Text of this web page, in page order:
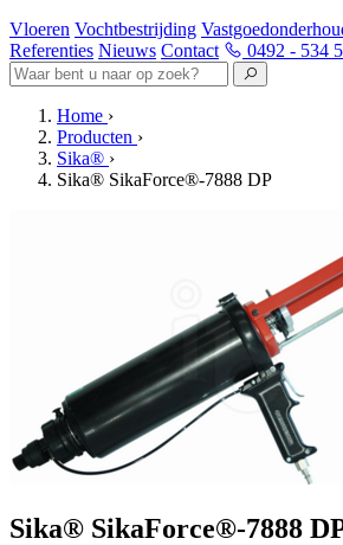
Vloeren Vochtbestrijding
Referenties Nieuws Contact 0492 - 534
Home ›
Producten ›
Sika® ›
Sika® SikaForce®-7888 DP
Sika® SikaForce®-7888